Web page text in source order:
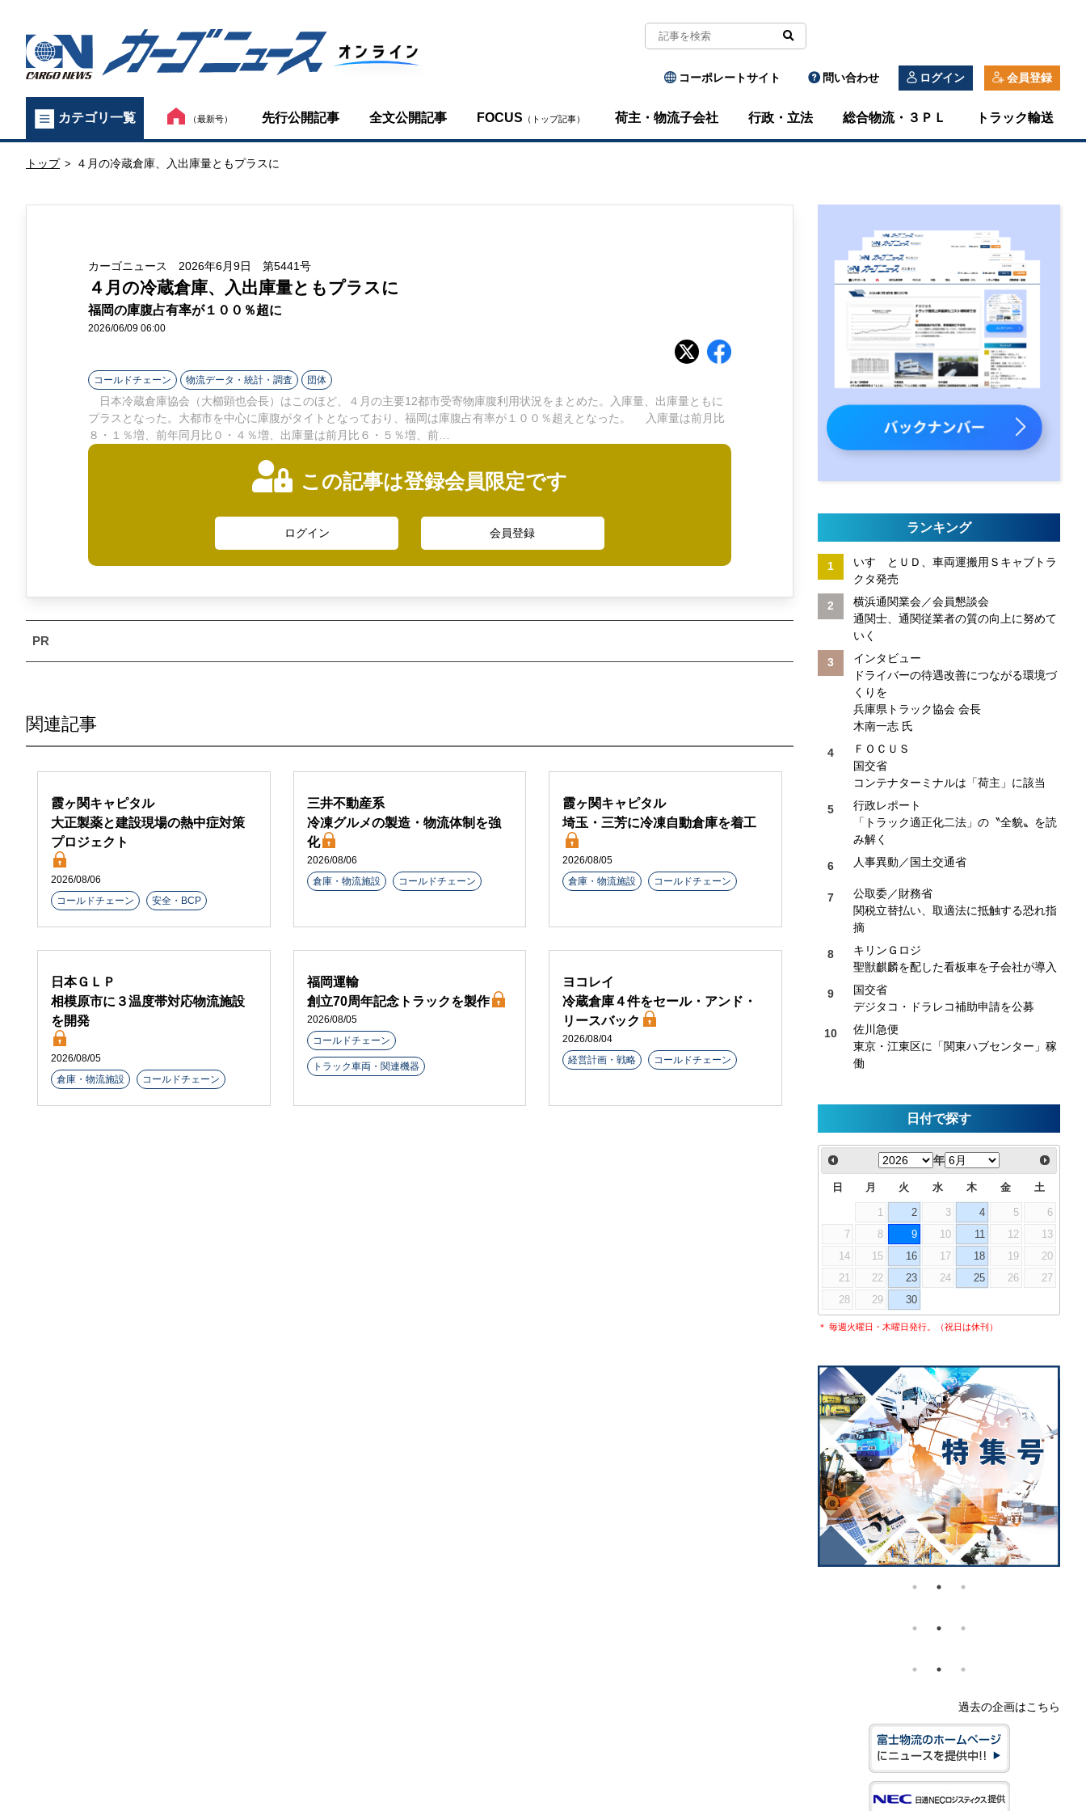
カ
ー
ゴ
ニ
コーポレートサイト 問い合わせ ログイン 会員登録
カテゴリ一覧 （最新号） 先行公開記事 全文公開記事 FOCUS （トップ記事） 荷主・物流子会社 行政・立法 総合物流・３ＰＬ トラック輸送
トップ > ４月の冷蔵倉庫、入出庫量ともプラスに
カーゴニュース 2026年6月9日 第5441号
４月の冷蔵倉庫、入出庫量ともプラスに
福岡の庫腹占有率が１００％超に
2026/06/09 06:00
コールドチェーン 物流データ・統計・調査 団体
日本冷蔵倉庫協会（大櫛顕也会長）はこのほど、４月の主要12都市受寄物庫腹利用状況をまとめた。入庫量、出庫量ともに
プラスとなった。大都市を中心に庫腹がタイトとなっており、福岡は庫腹占有率が１００％超えとなった。 入庫量は前月比
８・１％増、前年同月比０・４％増、出庫量は前月比６・５％増、前…
この記事は登録会員限定です
ログイン 会員登録
関連記事
霞ヶ関キャピタル
大正製薬と建設現場の熱中症対策
プロジェクト
2026/08/06
コールドチェーン
安全・BCP
三井不動産系
冷凍グルメの製造・物流体制を強
化
2026/08/06
倉庫・物流施設
コールドチェーン
霞ヶ関キャピタル
埼玉・三芳に冷凍自動倉庫を着工
2026/08/05
倉庫・物流施設
コールドチェーン
日本ＧＬＰ
相模原市に３温度帯対応物流施設
を開発
2026/08/05
倉庫・物流施設
コールドチェーン
福岡運輸
創立70周年記念トラックを製作
2026/08/05
コールドチェーン
トラック車両・関連機器
ヨコレイ
冷蔵倉庫４件をセール・アンド・
リースバック
2026/08/04
経営計画・戦略
コールドチェーン
ランキング
いすゞとＵＤ、車両運搬用Ｓキャブトラ
クタ発売
横浜通関業会／会員懇談会
通関士、通関従業者の質の向上に努めて
いく
インタビュー
ドライバーの待遇改善につながる環境づ
くりを
兵庫県トラック協会 会長
木南一志 氏
ＦＯＣＵＳ
国交省
コンテナターミナルは「荷主」に該当
行政レポート
「トラック適正化二法」の〝全貌〟を読
み解く
人事異動／国土交通省
公取委／財務省
関税立替払い、取適法に抵触する恐れ指
摘
キリンＧロジ
聖獣麒麟を配した看板車を子会社が導入
国交省
デジタコ・ドラレコ補助申請を公募
佐川急便
東京・江東区に「関東ハブセンター」稼
働
日付で探す
年
日 月 火 水 木 金 土
1 2 3 4 5
6
7
8 9 10 11 12
13
14
15 16 17 18 19
20
21
22 23 24 25 26
27
28
29 30
＊ 毎週火曜日・木曜日発行。（祝日は休刊）
過去の企画はこちら